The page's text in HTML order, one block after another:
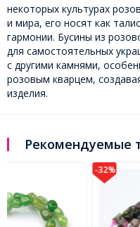
некоторых культурах
и мира, его носят как
гармонии. Бусины из
для самостоятельных
с другими камнями,
розовым кварцем,
изделия.
Рекомендуемые